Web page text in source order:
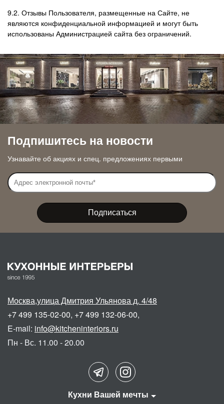
9.2. Отзывы Пользователя, размещенные на Сайте, не
являются конфиденциальной информацией и могут быть
использованы Администрацией сайта без ограничений.
Подпишитесь на новости
Узнавайте об акциях и спец. предложениях первыми
Москва,улица Дмитрия Ульянова д. 4/48
+7 499 135-02-00, +7 499 132-06-00,
E-mail: info@kitcheninteriors.ru
Пн - Вс. 11.00 - 20.00
Кухни Вашей мечты